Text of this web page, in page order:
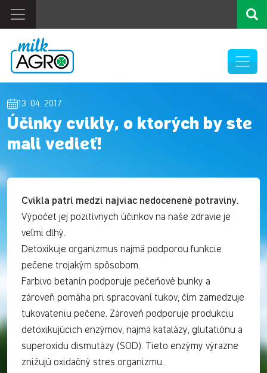
13. 04. 2017
Účinky cvikly, o ktorých by ste
mali vedieť!
Cvikla patrí medzi najviac nedocenené potraviny.
Výpočet jej pozitívnych účinkov na naše zdravie je
veľmi dlhý.
Detoxikuje organizmus najmä podporou funkcie
pečene trojakým spôsobom.
Farbivo betanín podporuje pečeňové bunky a
zároveň pomáha pri spracovaní tukov, čím zamedzuje
tukovateniu pečene. Zároveň podporuje produkciu
detoxikujúcich enzýmov, najmä katalázy, glutatiónu a
superoxidu dismutázy (SOD). Tieto enzýmy výrazne
znižujú oxidačný stres organizmu.